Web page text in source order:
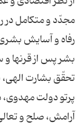
مجدّد و متكامل
رفاه و آسايش
بشر پس از قرن‏ها و
تحقّق بشارت
پرتو دولت مهدوى،
آرامش، صلح و